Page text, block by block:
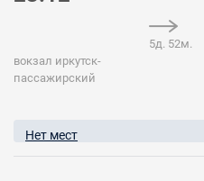
вокзал иркутск-
пассажирский
5д. 52м.
Нет мест